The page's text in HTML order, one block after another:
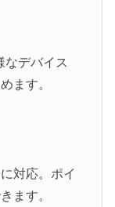
なデバイス
ます。
対応。ポイ
ます。